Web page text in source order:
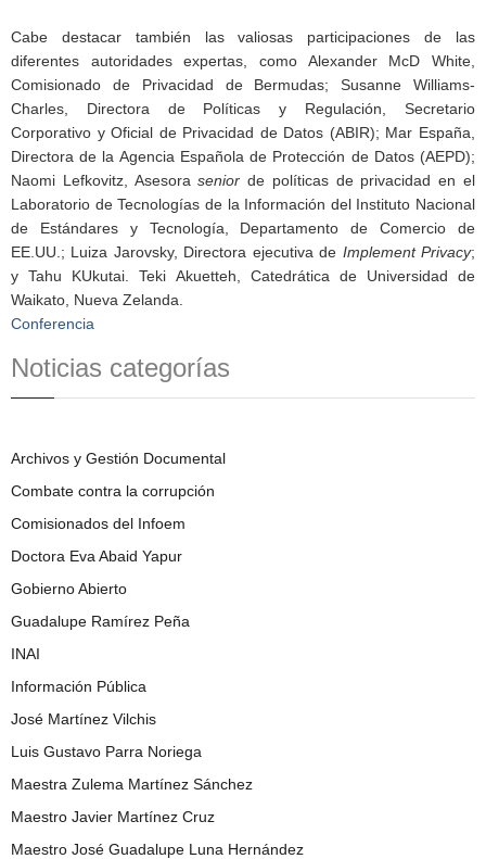
Cabe destacar también las valiosas participaciones de las
diferentes autoridades expertas, como Alexander McD White,
Comisionado de Privacidad de Bermudas; Susanne Williams-
Charles, Directora de Políticas y Regulación, Secretario
Corporativo y Oficial de Privacidad de Datos (ABIR); Mar España,
Directora de la Agencia Española de Protección de Datos (AEPD);
Naomi Lefkovitz, Asesora senior de políticas de privacidad en el
Laboratorio de Tecnologías de la Información del Instituto Nacional
de Estándares y Tecnología, Departamento de Comercio de
EE.UU.; Luiza Jarovsky, Directora ejecutiva de Implement Privacy;
y Tahu KUkutai. Teki Akuetteh, Catedrática de Universidad de
Waikato, Nueva Zelanda.
Conferencia
Noticias categorías
Archivos y Gestión Documental
Combate contra la corrupción
Comisionados del Infoem
Doctora Eva Abaid Yapur
Gobierno Abierto
Guadalupe Ramírez Peña
INAI
Información Pública
José Martínez Vilchis
Luis Gustavo Parra Noriega
Maestra Zulema Martínez Sánchez
Maestro Javier Martínez Cruz
Maestro José Guadalupe Luna Hernández